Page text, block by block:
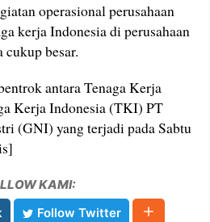
operasional perusahaan
kerja Indonesia di perusahaan
cukup besar.
antara Tenaga Kerja
Kerja Indonesia (TKI) PT
(GNI) yang terjadi pada Sabtu
KAMI:
Follow Twitter